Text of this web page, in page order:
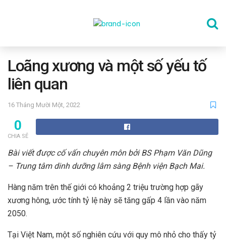
THỂ DỤC
DINH DƯỠNG
SỨC KHỎE TINH THẦN
CÔNG NGHỆ
Loãng xương và một số yếu tố
liên quan
16 Tháng Mười Một, 2022
0
CHIA SẺ
Bài viết được cố vấn chuyên môn bởi BS Phạm Văn Dũng
– Trung tâm dinh dưỡng lâm sàng Bệnh viện Bạch Mai.
Hàng năm trên thế giới có khoảng 2 triệu trường hợp gãy
xương hông, ước tính tỷ lệ này sẽ tăng gấp 4 lần vào năm
2050.
Tại Việt Nam, một số nghiên cứu với quy mô nhỏ cho thấy tỷ